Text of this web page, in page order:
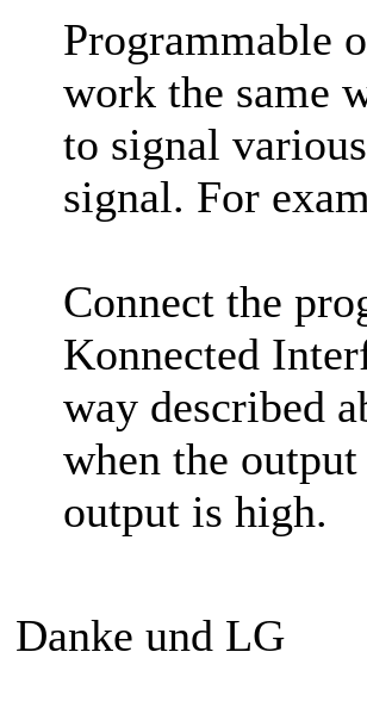
Programmable
work the same
to signal
signal. For
Connect the
Konnected
way described
when the
output is high.
Danke und LG